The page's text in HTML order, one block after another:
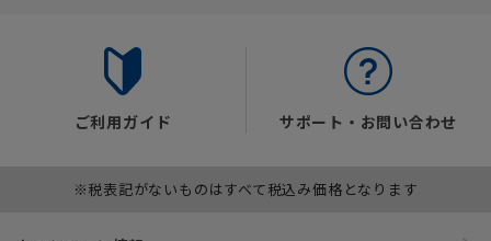
ご利用ガイド サポート・お問い合わせ
※税表記がないものはすべて税込み価格となります